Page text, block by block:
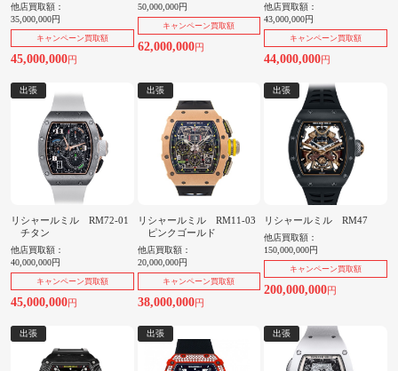
他店買取額：
35,000,000円
キャンペーン買取額
45,000,000円
50,000,000円
キャンペーン買取額
62,000,000円
他店買取額：
43,000,000円
キャンペーン買取額
44,000,000円
出張
リシャールミル RM72-01
チタン
他店買取額：
40,000,000円
キャンペーン買取額
45,000,000円
出張
リシャールミル RM11-03
ピンクゴールド
他店買取額：
20,000,000円
キャンペーン買取額
38,000,000円
出張
リシャールミル RM47
他店買取額：
150,000,000円
キャンペーン買取額
200,000,000円
出張 出張 出張